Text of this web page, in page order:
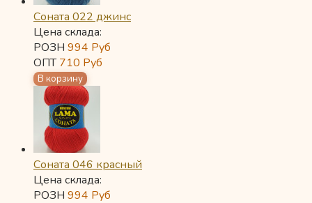
Соната 022 джинс
Цена склада:
РОЗН 994 Руб
ОПТ710 Руб
Соната 046 красный
Цена склада:
РОЗН 994 Руб